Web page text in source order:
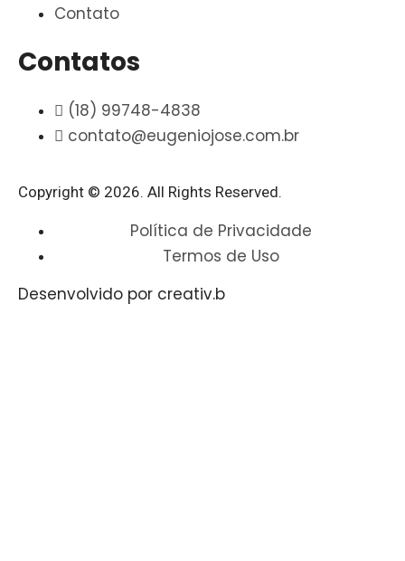
Contato
Contatos
(18) 99748-4838
contato@eugeniojose.com.br
Copyright © 2026. All Rights Reserved.​
Política de Privacidade
Termos de Uso
Desenvolvido por creativ.b​​